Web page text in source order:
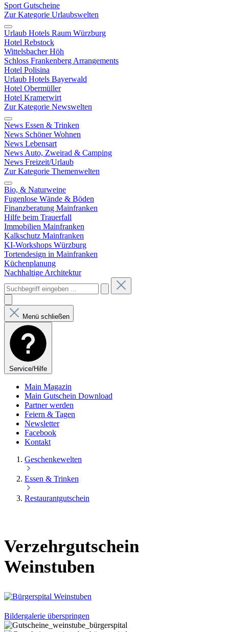
Sport Gutscheine
Zur Kategorie Urlaubswelten
Urlaub Hotels Raum Würzburg
Hotel Rebstock
Wittelsbacher Höh
Schloss Frankenberg Arrangements
Hotel Polisina
Urlaub Hotels Bayerwald
Hotel Obermüller
Hotel Kramerwirt
Zur Kategorie Newswelten
News Essen & Trinken
News Schöner Wohnen
News Lebensart
News Auto, Zweirad & Camping
News Freizeit/Urlaub
Zur Kategorie Themenwelten
Bio, & Naturweine
Fugenlose Wände & Böden
Finanzberatung Mainfranken
Hilfe beim Trauerfall
Immobilien Mainfranken
Kalkschutz Mainfranken
KI-Workshops Würzburg
Tortendesign in Mainfranken
Küchenplanung
Nachhaltige Architektur
Menü schließen
Service/Hilfe
Main Magazin
Main Gutschein Download
Partner werden
Feiern & Tagen
Newsletter
Facebook
Kontakt
Geschenkewelten
Essen & Trinken
Restaurantgutschein
Verzehrgutschein
Weinstuben
Bildergalerie überspringen